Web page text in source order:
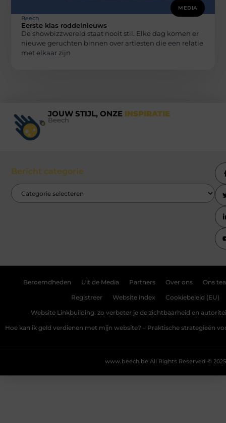
MEDIA
Beech
Eerste klas roddelnieuws
De showbizzwereld staat nooit stil. Elke dag komen er
nieuwe geruchten binnen over artiesten die een relatie
met elkaar zijn
JOUW STIJL, ONZE INSPIRATIE
Beech
Bericht categorie
Beroemdheden Uit de Media Partners Over ons Ons
Registreer Website index Cookiebeleid (EU)
Website Linkbuilding: zo verbeter je de zichtbaarheid en
Hoe kan ik geld verdienen met mijn website? – Praktische strategieën
All Rights Reserved © 2025
www.beech.be.